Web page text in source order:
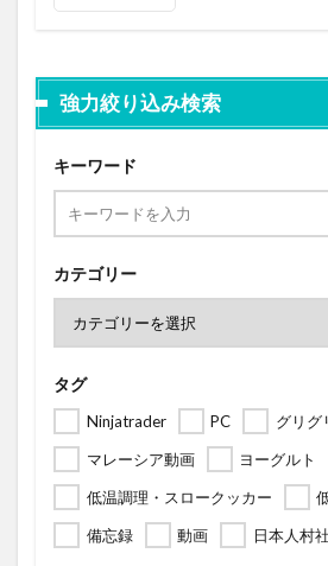
強力絞り込み検索
キーワード
カテゴリー
タグ
Ninjatrader PC
グリグ
マレーシア動画
ヨーグルト
低温調理・スロークッカー
備忘録
動画 日本人村